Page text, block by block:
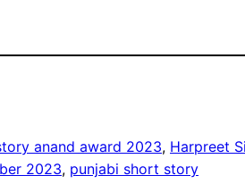
anand award 2023, Harpreet
2023, punjabi short story